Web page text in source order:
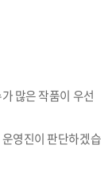
많은 작품이 우선
영진이 판단하겠습